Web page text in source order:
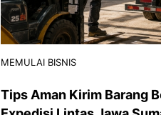
MEMULAI BISNIS
Tips Aman Kirim Barang